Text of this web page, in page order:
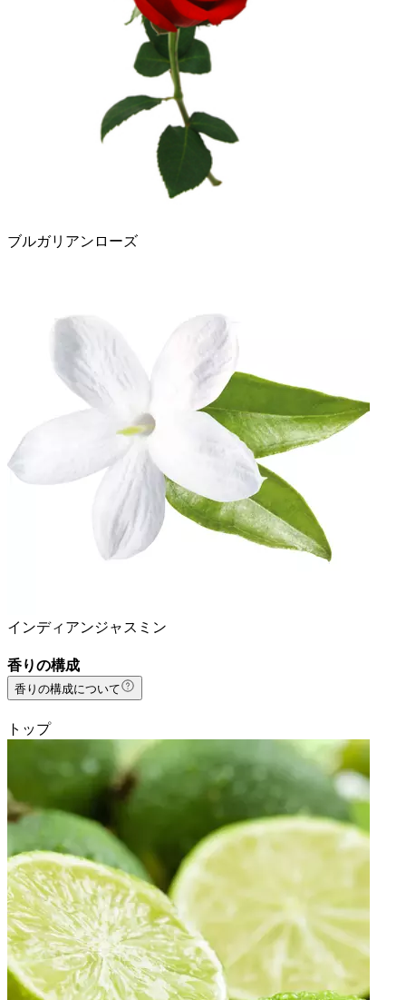
ブルガリアンローズ
インディアンジャスミン
香りの構成
香りの構成について
トップ